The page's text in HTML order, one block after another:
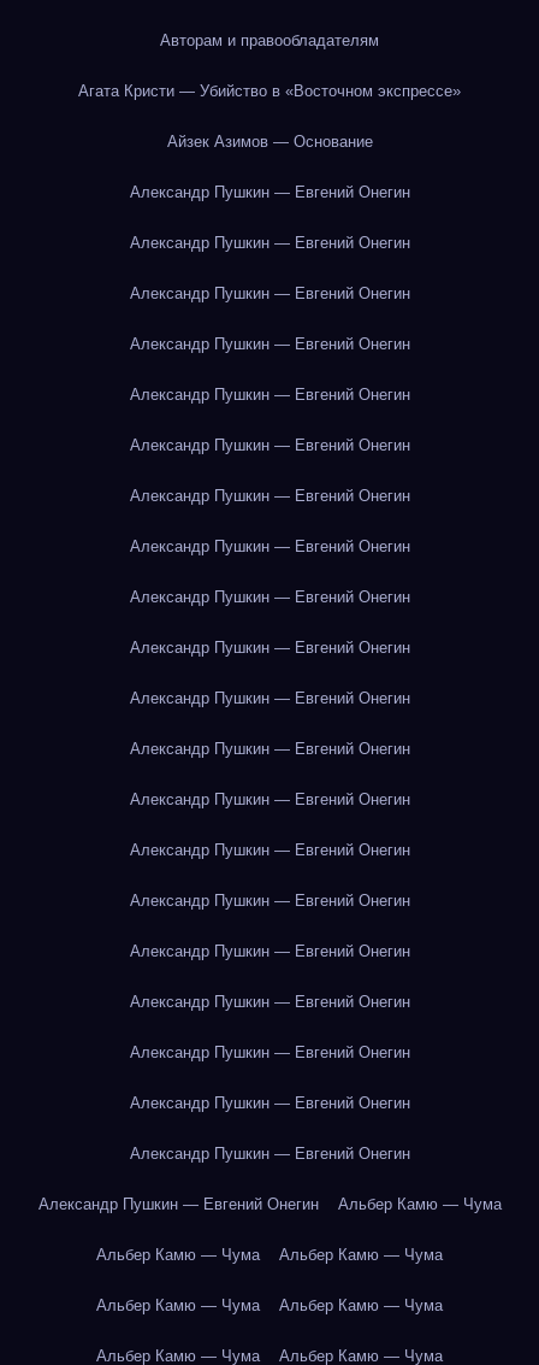
Авторам и правообладателям
Агата Кристи — Убийство в «Восточном экспрессе»
Айзек Азимов — Основание
Александр Пушкин — Евгений Онегин
Александр Пушкин — Евгений Онегин
Александр Пушкин — Евгений Онегин
Александр Пушкин — Евгений Онегин
Александр Пушкин — Евгений Онегин
Александр Пушкин — Евгений Онегин
Александр Пушкин — Евгений Онегин
Александр Пушкин — Евгений Онегин
Александр Пушкин — Евгений Онегин
Александр Пушкин — Евгений Онегин
Александр Пушкин — Евгений Онегин
Александр Пушкин — Евгений Онегин
Александр Пушкин — Евгений Онегин
Александр Пушкин — Евгений Онегин
Александр Пушкин — Евгений Онегин
Александр Пушкин — Евгений Онегин
Александр Пушкин — Евгений Онегин
Александр Пушкин — Евгений Онегин
Александр Пушкин — Евгений Онегин
Александр Пушкин — Евгений Онегин
Александр Пушкин — Евгений Онегин Альбер Камю — Чума
Альбер Камю — Чума Альбер Камю — Чума
Альбер Камю — Чума Альбер Камю — Чума
Альбер Камю — Чума Альбер Камю — Чума